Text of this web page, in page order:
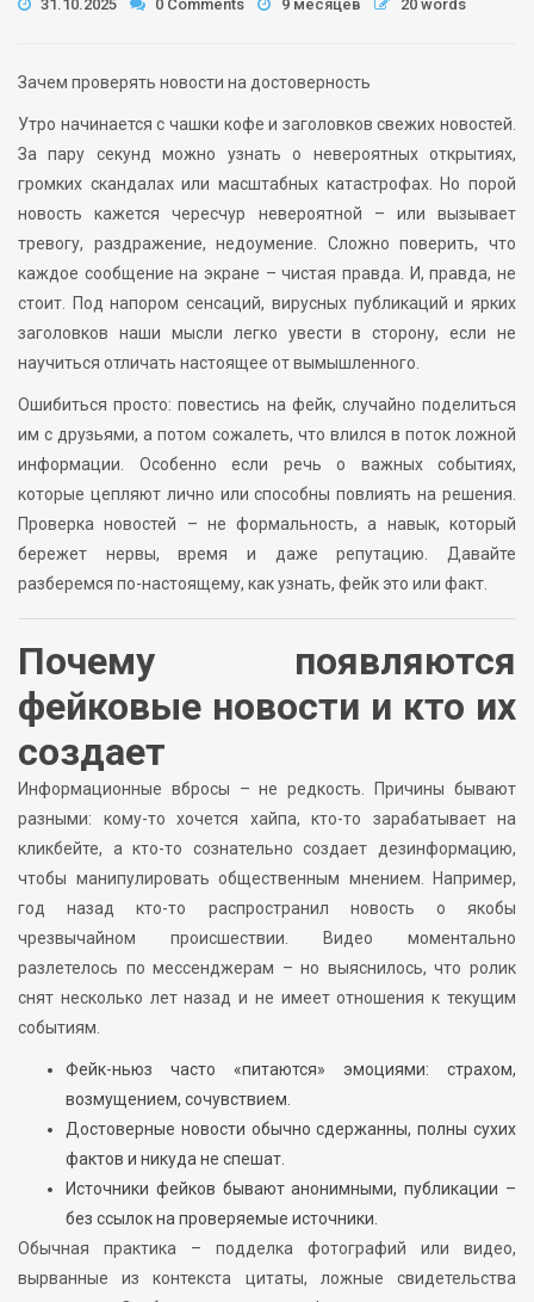
31.10.2025 0 Comments 9 месяцев 20 words
Зачем проверять новости на достоверность
Утро начинается с чашки кофе и заголовков свежих новостей.
За пару секунд можно узнать о невероятных открытиях,
громких скандалах или масштабных катастрофах. Но порой
новость кажется чересчур невероятной – или вызывает
тревогу, раздражение, недоумение. Сложно поверить, что
каждое сообщение на экране – чистая правда. И, правда, не
стоит. Под напором сенсаций, вирусных публикаций и ярких
заголовков наши мысли легко увести в сторону, если не
научиться отличать настоящее от вымышленного.
Ошибиться просто: повестись на фейк, случайно поделиться
им с друзьями, а потом сожалеть, что влился в поток ложной
информации. Особенно если речь о важных событиях,
которые цепляют лично или способны повлиять на решения.
Проверка новостей – не формальность, а навык, который
бережет нервы, время и даже репутацию. Давайте
разберемся по-настоящему, как узнать, фейк это или факт.
Почему появляются
фейковые новости и кто их
создает
Информационные вбросы – не редкость. Причины бывают
разными: кому-то хочется хайпа, кто-то зарабатывает на
кликбейте, а кто-то сознательно создает дезинформацию,
чтобы манипулировать общественным мнением. Например,
год назад кто-то распространил новость о якобы
чрезвычайном происшествии. Видео моментально
разлетелось по мессенджерам – но выяснилось, что ролик
снят несколько лет назад и не имеет отношения к текущим
событиям.
Фейк-ньюз часто «питаются» эмоциями: страхом,
возмущением, сочувствием.
Достоверные новости обычно сдержанны, полны сухих
фактов и никуда не спешат.
Источники фейков бывают анонимными, публикации –
без ссылок на проверяемые источники.
Обычная практика – подделка фотографий или видео,
вырванные из контекста цитаты, ложные свидетельства